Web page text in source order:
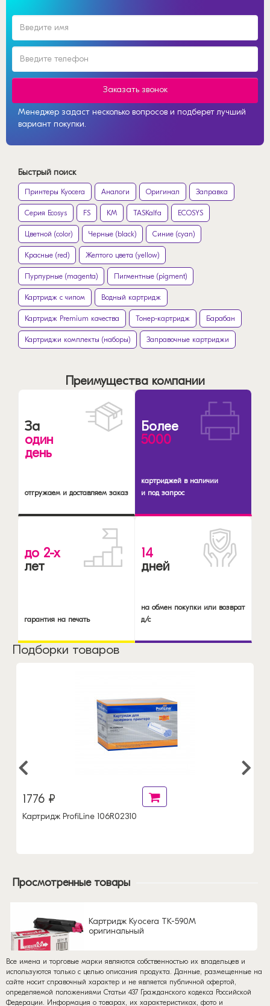
Заказать звонок
Менеджер задаст несколько вопросов и подберет лучший
вариант покупки.
Быстрый поиск
Принтеры Kyocera Аналоги Оригинал Заправка
Серия Ecosys FS KM TASKalfa ECOSYS
Цветной (color) Черные (black) Синие (cyan)
Красные (red) Желтого цвета (yellow)
Пурпурные (magenta) Пигментные (pigment)
Картридж с чипом Водный картридж
Картридж Premium качества Тонер-картридж Барабан
Картриджи комплекты (наборы) Заправочные картриджи
Преимущества компании
За
один
день
отгружаем и доставляем заказ
Более
5000
картриджей в наличии
и под запрос
до 2-х
лет
гарантия на печать
14
дней
на обмен покупки или возврат
д/с
Подборки товаров
1776 ₽
Картридж ProfiLine 106R02310
Просмотренные товары
Картридж Kyocera TK-590M
оригинальный
Все имена и торговые марки являются собственностью их владельцев и
используются только с целью описания продукта. Данные, размещенные на
сайте носит справочный характер и не является публичной офертой,
определяемой положениями Статьи 437 Гражданского кодекса Российской
Федерации. Информация о товарах, их характеристиках, фото и